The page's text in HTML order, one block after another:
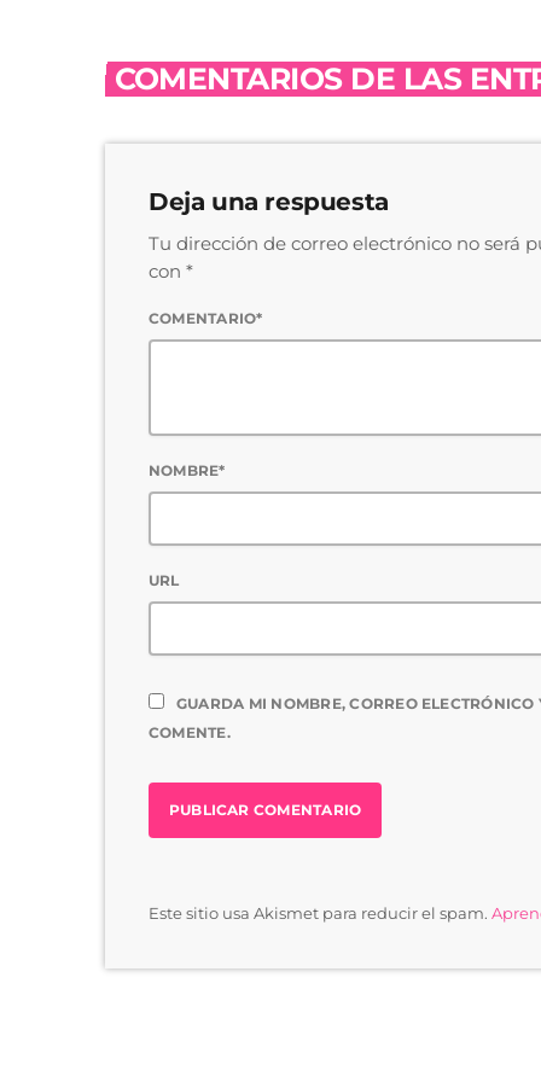
COMENTARIOS DE LAS
Deja una respuesta
Tu dirección de correo electrónico no será
con *
COMENTARIO*
NOMBRE*
URL
GUARDA MI NOMBRE, CORREO
COMENTE.
Este sitio usa Akismet para reducir el spam.